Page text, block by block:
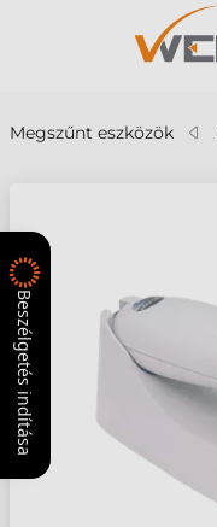
Megszűnt eszközök
Beszélgetés indítása